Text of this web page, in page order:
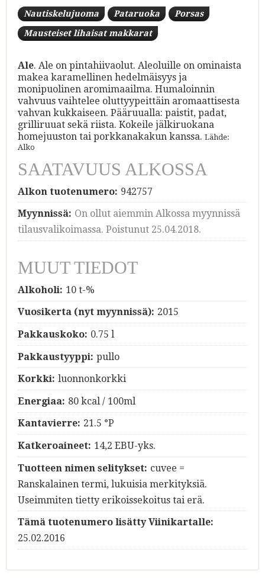
Nautiskelujuoma Pataruoka Porsas
Mausteiset lihaisat makkarat
Ale. Ale on pintahiivaolut. Aleoluille on ominaista
makea karamellinen hedelmäisyys ja
monipuolinen aromimaailma. Humaloinnin
vahvuus vaihtelee oluttyypeittäin aromaattisesta
vahvan kukkaiseen. Pääruualla: paistit, padat,
grilliruuat sekä riista. Kokeile jälkiruokana
homejuuston tai porkkanakakun kanssa. Lähde:
Alko
SAATAVUUS ALKOSSA
Alkon tuotenumero: 942757
Myynnissä: On ollut aiemmin Alkossa myynnissä
tilausvalikoimassa. Poistunut 25.04.2018.
MUUT TIEDOT
Alkoholi: 10 t-%
Vuosikerta (nyt myynnissä): 2015
Pakkauskoko: 0.75 l
Pakkaustyyppi: pullo
Korkki: luonnonkorkki
Energiaa: 80 kcal / 100ml
Kantavierre: 21.5 °P
Katkeroaineet: 14,2 EBU-yks.
Tuotteen nimen selitykset: cuvee =
Ranskalainen termi, lukuisia merkityksiä.
Useimmiten tietty erikoissekoitus tai erä.
Tämä tuotenumero lisätty Viinikartalle:
25.02.2016